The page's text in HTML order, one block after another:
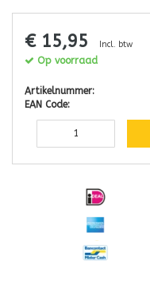
€ 15,95 Incl. btw
Op voorraad
Artikelnummer:
EAN Code: